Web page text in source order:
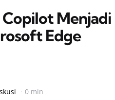
Menjadi
Edge
0 min